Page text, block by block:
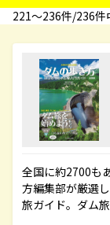
221〜236件/236件
全国に約2700も
方編集部が厳選
旅ガイド。ダム